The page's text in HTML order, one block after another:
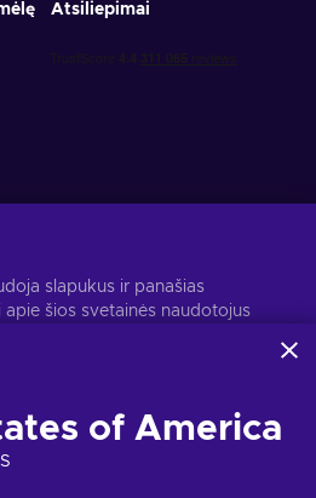
Atsiliepimai
kada. Daugiau informacijos rasi
slapukus ir panašias
šios svetainės naudotojus
reklamą ir kitas paslaugas. Tavo
tu sutinki, kad Eneba ir jos
Savo sutikimą gali
of America